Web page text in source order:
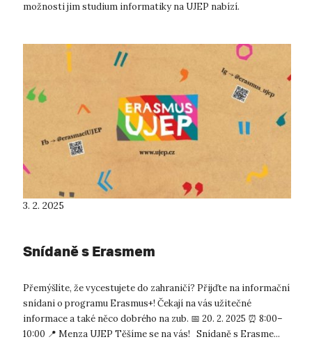
možnosti jim studium informatiky na UJEP nabízí.
3. 2. 2025
Snídaně s Erasmem
Přemýšlíte, že vycestujete do zahraničí? Přijďte na informační
snídani o programu Erasmus+! Čekají na vás užitečné
informace a také něco dobrého na zub. 📅 20. 2. 2025 ⏰ 8:00–
10:00 📍 Menza UJEP Těšíme se na vás! Snídaně s Erasme...